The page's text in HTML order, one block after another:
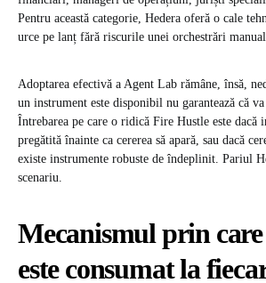
Pentru această categorie, Hedera oferă o cale
urce pe lanț fără riscurile unei orchestrări
Adoptarea efectivă a Agent Lab rămâne, însă,
un instrument este disponibil nu garantează că
Întrebarea pe care o ridică Fire Hustle este dacă
pregătită înainte ca cererea să apară, sau dacă
existe instrumente robuste de îndeplinit. Pariul
scenariu.
Mecanismul prin
este consumat la